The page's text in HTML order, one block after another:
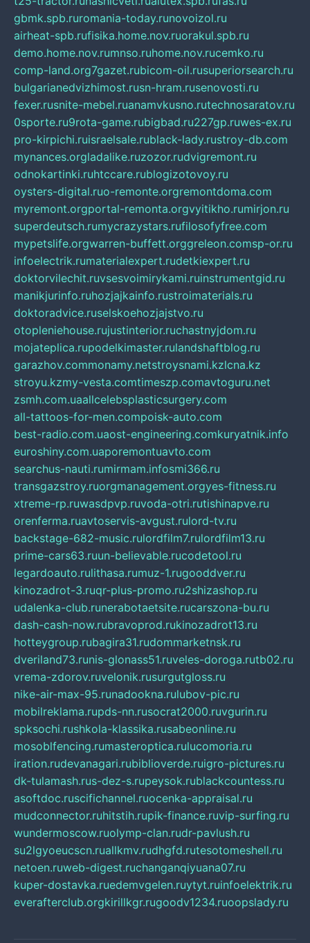
gbmk.spb.ruromania-today.runovoizol.ru
airheat-spb.rufisika.home.nov.ruorakul.spb.ru
demo.home.nov.rumnso.ruhome.nov.rucemko.ru
comp-land.org7gazet.rubicom-oil.rusuperiorsearch.ru
bulgarianedvizhimost.rusn-hram.rusenovosti.ru
fexer.rusnite-mebel.ruanamvkusno.rutechnosaratov.ru
0sporte.ru9rota-game.rubigbad.ru227gp.ruwes-ex.ru
pro-kirpichi.ruisraelsale.rublack-lady.rustroy-db.com
mynances.orgladalike.ruzozor.rudvigremont.ru
odnokartinki.ruhtccare.rublogizotovoy.ru
oysters-digital.ruo-remonte.orgremontdoma.com
myremont.orgportal-remonta.orgvyitikho.rumirjon.ru
superdeutsch.rumycrazystars.rufilosofyfree.com
mypetslife.orgwarren-buffett.orggreleon.comsp-or.ru
infoelectrik.rumaterialexpert.rudetkiexpert.ru
doktorvilechit.ruvsesvoimirykami.ruinstrumentgid.ru
manikjurinfo.ruhozjajkainfo.rustroimaterials.ru
doktoradvice.ruselskoehozjajstvo.ru
otopleniehouse.rujustinterior.ruchastnyjdom.ru
mojateplica.rupodelkimaster.rulandshaftblog.ru
garazhov.commonamy.netstroysnami.kzlcna.kz
stroyu.kzmy-vesta.comtimeszp.comavtoguru.net
zsmh.com.uaallcelebsplasticsurgery.com
all-tattoos-for-men.compoisk-auto.com
best-radio.com.uaost-engineering.comkuryatnik.info
euroshiny.com.uaporemontuavto.com
searchus-nauti.rumirmam.infosmi366.ru
transgazstroy.ruorgmanagement.orgyes-fitness.ru
xtreme-rp.ruwasdpvp.ruvoda-otri.rutishinapve.ru
orenferma.ruavtoservis-avgust.rulord-tv.ru
backstage-682-music.rulordfilm7.rulordfilm13.ru
prime-cars63.ruun-believable.rucodetool.ru
legardoauto.rulithasa.rumuz-1.rugooddver.ru
kinozadrot-3.ruqr-plus-promo.ru2shizashop.ru
udalenka-club.runerabotaetsite.rucarszona-bu.ru
dash-cash-now.rubravoprod.rukinozadrot13.ru
hotteygroup.rubagira31.rudommarketnsk.ru
dveriland73.runis-glonass51.ruveles-doroga.rutb02.ru
vrema-zdorov.ruvelonik.rusurgutgloss.ru
nike-air-max-95.runadookna.rulubov-pic.ru
mobilreklama.rupds-nn.rusocrat2000.ruvgurin.ru
spksochi.rushkola-klassika.rusabeonline.ru
mosoblfencing.rumasteroptica.rulucomoria.ru
iration.rudevanagari.rubiblioverde.ruigro-pictures.ru
dk-tulamash.rus-dez-s.rupeysok.rublackcountess.ru
asoftdoc.ruscifichannel.ruocenka-appraisal.ru
mudconnector.ruhitstih.rupik-finance.ruvip-surfing.ru
wundermoscow.ruolymp-clan.rudr-pavlush.ru
su2lgyoeucscn.ruallkmv.rudhgfd.rutesotomeshell.ru
netoen.ruweb-digest.ruchanganqiyuana07.ru
kuper-dostavka.ruedemvgelen.ruytyt.ruinfoelektrik.ru
everafterclub.orgkirillkgr.rugoodv1234.ruoopslady.ru